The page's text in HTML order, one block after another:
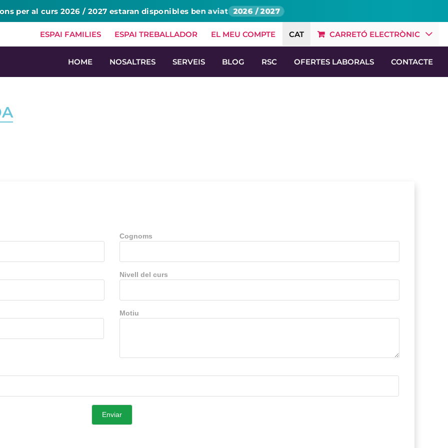
per al curs 2026 / 2027 estaran disponibles ben aviat 2026 / 2027
ESPAI FAMILIES ESPAI TREBALLADOR EL MEU COMPTE CAT CARRETÓ ELECTRÒNIC
HOME NOSALTRES SERVEIS BLOG RSC OFERTES LABORALS CONTACTE
Cognoms
Nivell del curs
Motiu
Enviar